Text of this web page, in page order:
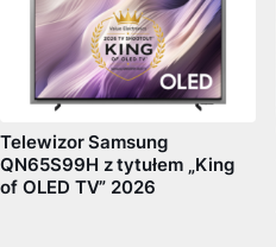
Telewizor Samsung
QN65S99H z tytułem „King
of OLED TV” 2026